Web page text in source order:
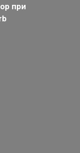
при